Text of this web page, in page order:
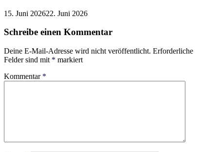
15. Juni 202622. Juni 2026
Schreibe einen Kommentar
Deine E-Mail-Adresse wird nicht veröffentlicht. Erforderliche
Felder sind mit * markiert
Kommentar *